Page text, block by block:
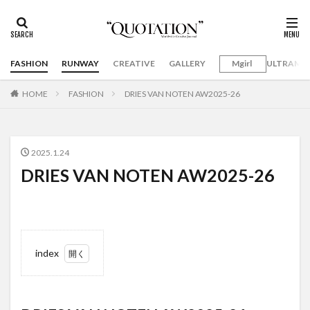
FASHION RUNWAY CREATIVE GALLERY Mgirl
HOME FASHION DRIES VAN NOTEN AW2025-26
2025.1.24
DRIES VAN NOTEN AW2025-26
index
1